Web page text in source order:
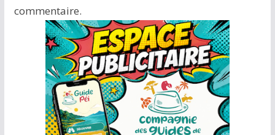
commentaire.